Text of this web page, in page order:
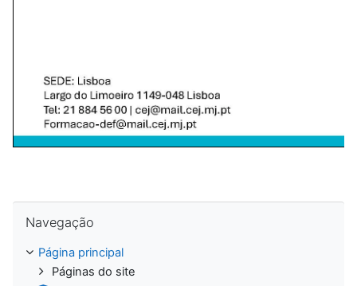
Navegação
Página principal
Páginas do site